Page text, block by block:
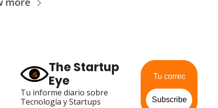
The Startup
Eye
Tu informe diario sobre
Tecnología y Startups
Subscribe